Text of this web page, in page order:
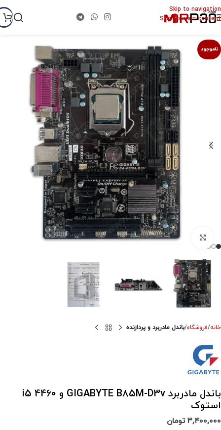
Skip to navigation
Skip to main content
ناموجود
برای بزرگنمایی کلیک کنید
خانه فروشگاه باندل مادربرد و پردازنده
باندل مادربرد GIGABYTE B85M-D3v و i5 4460
استوک
۳,۴۰۰,۰۰۰ تومان